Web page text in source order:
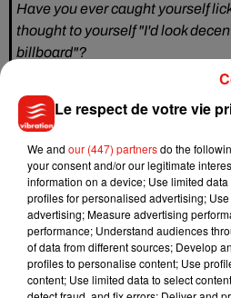
Have you ever caught yourself
thought to yourself "I'd look
billboard"?
Well friend, have we got a job
with #kfcfryermeone good
pic.twitter.com/lJFKRJMgWZ
— KFC UK & Ireland (@KFC_UKI)
Musique
Le respect de votre vie
We and our (447) partnersdo the
your consent and/or our legitimate
information on a device; Use limited
profiles for personalised advertising;
advertising; Measure advertising
performance; Understand audiences
of data from different sources; Develop
profiles to personalise content; Use
content; Use limited data to select